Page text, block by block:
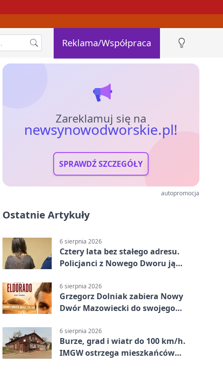
Reklama/Współpraca
Zareklamuj się na
newsynowodworskie.pl!
SPRAWDŹ SZCZEGÓŁY
autopromocja
Ostatnie Artykuły
6 sierpnia 2026
Cztery lata bez stałego adresu.
Policjanci z Nowego Dworu ją
6 sierpnia 2026
Grzegorz Dolniak zabiera Nowy
Dwór Mazowiecki do swojego
6 sierpnia 2026
Burze, grad i wiatr do 100 km/h.
IMGW ostrzega mieszkańców